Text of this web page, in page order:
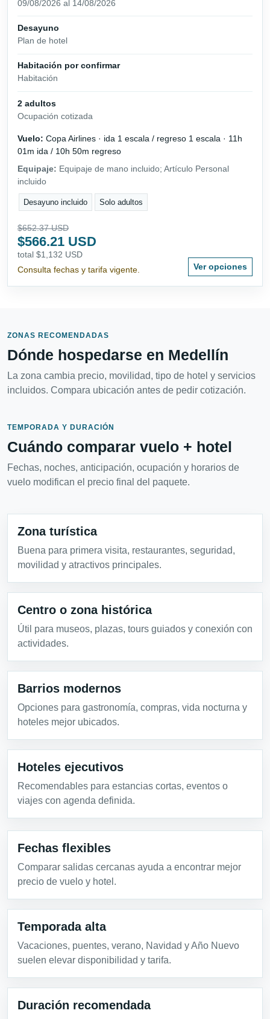
09/08/2026 al 14/08/2026
Desayuno
Plan de hotel
Habitación por confirmar
Habitación
2 adultos
Ocupación cotizada
Vuelo: Copa Airlines · ida 1 escala / regreso 1 escala · 11h
01m ida / 10h 50m regreso
Equipaje: Equipaje de mano incluido; Artículo Personal
incluido
Desayuno incluido Solo adultos
$652.37 USD
$566.21 USD
total $1,132 USD
Consulta fechas y tarifa vigente.
Ver opciones
ZONAS RECOMENDADAS
Dónde hospedarse en Medellín
La zona cambia precio, movilidad, tipo de hotel y servicios
incluidos. Compara ubicación antes de pedir cotización.
TEMPORADA Y DURACIÓN
Cuándo comparar vuelo + hotel
Fechas, noches, anticipación, ocupación y horarios de
vuelo modifican el precio final del paquete.
Zona turística
Buena para primera visita, restaurantes, seguridad,
movilidad y atractivos principales.
Centro o zona histórica
Útil para museos, plazas, tours guiados y conexión con
actividades.
Barrios modernos
Opciones para gastronomía, compras, vida nocturna y
hoteles mejor ubicados.
Hoteles ejecutivos
Recomendables para estancias cortas, eventos o
viajes con agenda definida.
Fechas flexibles
Comparar salidas cercanas ayuda a encontrar mejor
precio de vuelo y hotel.
Temporada alta
Vacaciones, puentes, verano, Navidad y Año Nuevo
suelen elevar disponibilidad y tarifa.
Duración recomendada